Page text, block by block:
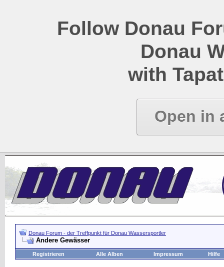
Follow Donau
Donau
with
Open in
Donau Forum - der Treffpunkt für Donau Wassersportler
Andere Gewässer
Registrieren Alle Alben Impressum Hilfe